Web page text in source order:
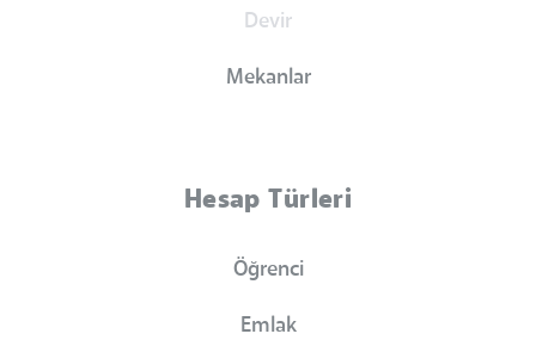
Devir
Mekanlar
Hesap Türleri
Öğrenci
Emlak